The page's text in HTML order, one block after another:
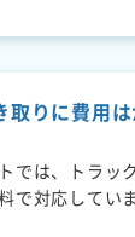
取りに費用
では、トラッ
で対応していま